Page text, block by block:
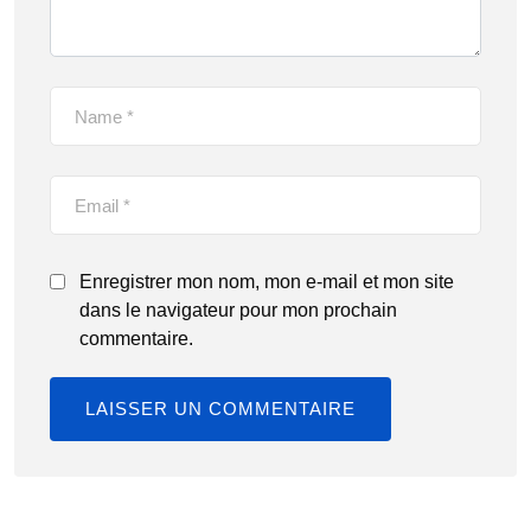
Enregistrer mon nom, mon e-mail et mon site
dans le navigateur pour mon prochain
commentaire.